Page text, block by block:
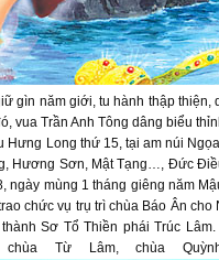
gìn năm giới, tu hành thập
vua Trần Anh Tông dâng biểu
Hưng Long thứ 15, tại am núi
Hương Sơn, Mật Tạng…, Đức
ngày mùng 1 tháng giêng năm
chức vụ trụ trì chùa Báo Ân
Sơ Tổ Thiền phái Trúc
chùa Từ Lâm, chùa